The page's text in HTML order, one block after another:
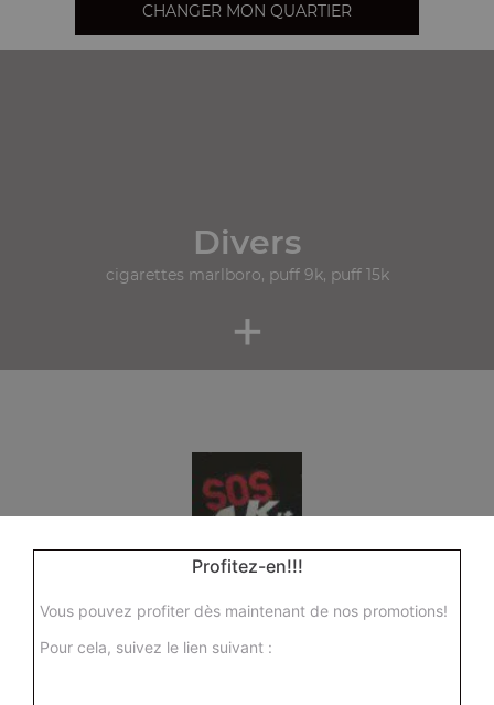
CHANGER MON QUARTIER
Divers
cigarettes marlboro, puff 9k, puff 15k
+
Profitez-en!!!
Vous pouvez profiter dès maintenant de nos promotions!
Pour cela, suivez le lien suivant :